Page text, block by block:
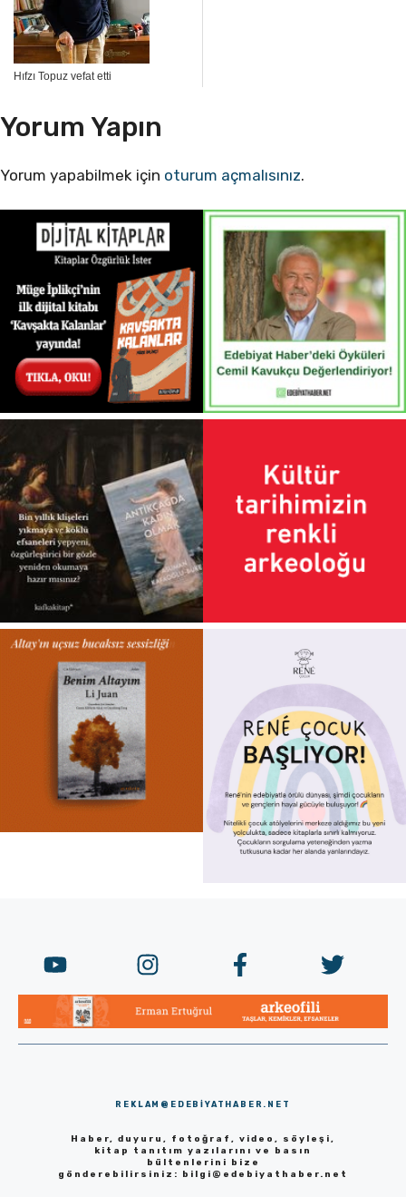
Hıfzı Topuz vefat etti
Yorum Yapın
Yorum yapabilmek için oturum açmalısınız.
REKLAM@EDEBIYATHABER.NET
Haber, duyuru, fotoğraf, video, söyleşi,
kitap tanıtım yazılarını ve basın
bültenlerini bize
gönderebilirsiniz: bilgi@edebiyathaber.net